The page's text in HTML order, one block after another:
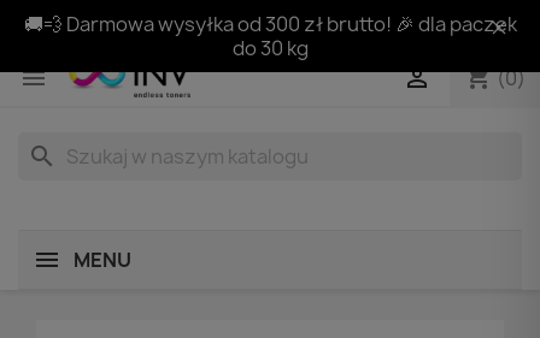
🚚💨 Darmowa wysyłka od 300 zł brutto! 🎉 dla paczek
do 30 kg
 shopping_cart(0)

search
MENU